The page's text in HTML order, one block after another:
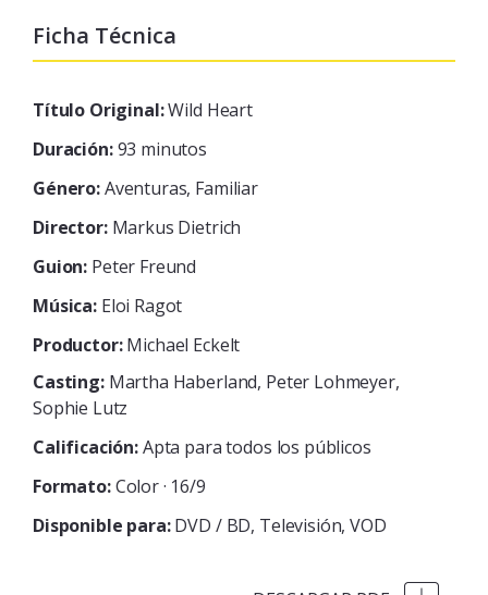
Ficha Técnica
Título Original:Wild Heart
Duración:93 minutos
Género:Aventuras, Familiar
Director:Markus Dietrich
Guion: Peter Freund
Música:Eloi Ragot
Productor:Michael Eckelt
Casting:Martha Haberland, Peter Lohmeyer,
Sophie Lutz
Calificación:Apta para todos los públicos
Formato:Color · 16/9
Disponible para:DVD / BD Televisión VOD